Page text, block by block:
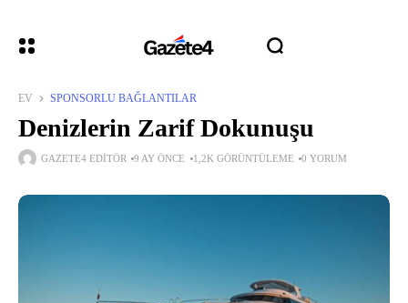
EV SPONSORLU BAĞLANTILAR
Denizlerin Zarif Dokunuşu
GAZETE4 EDITÖR 9 AY ÖNCE 1,2K GÖRÜNTÜLEME 0 YORUM